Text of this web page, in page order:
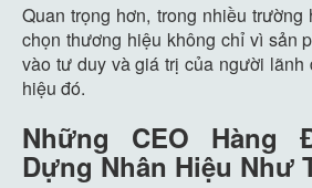
Quan trọng hơn, trong nhiều
chọn thương hiệu không chỉ vì sản
vào tư duy và giá trị của người lãnh
hiệu đó.
Những CEO Hàng
Dựng Nhân Hiệu Như